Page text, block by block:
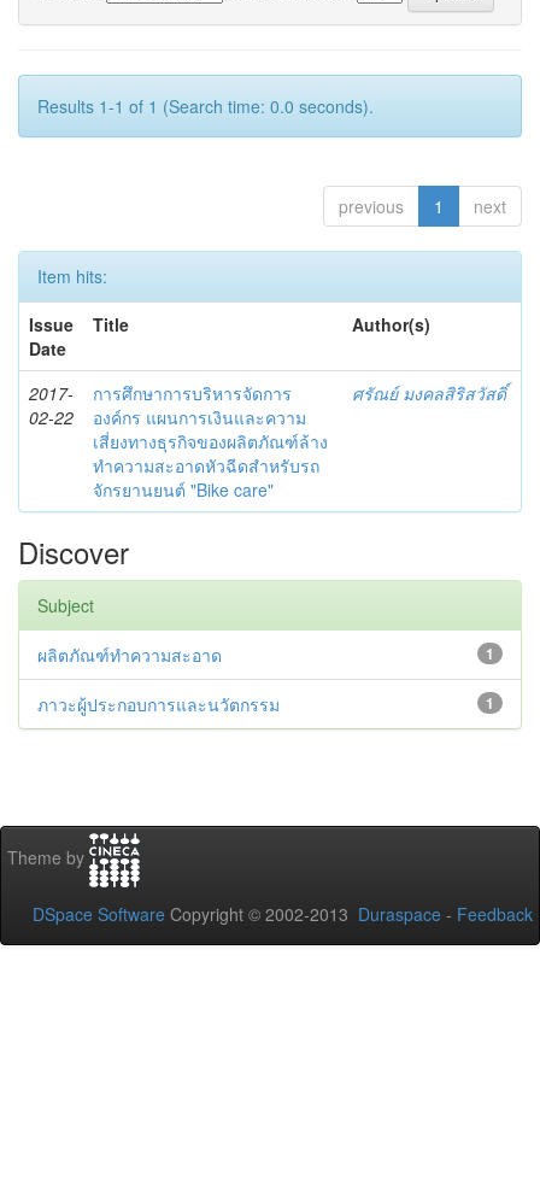
Results 1-1 of 1 (Search time: 0.0 seconds).
previous 1 next
Item hits:
Issue
Date
Title Author(s)
2017-
02-22
การศึกษาการบริหารจัดการ
องค์กร แผนการเงินและความ
เสี่ยงทางธุรกิจของผลิตภัณฑ์ล้าง
ทำความสะอาดหัวฉีดสำหรับรถ
จักรยานยนต์ "Bike care"
ศรัณย์ มงคลสิริสวัสดิ์
Discover
Subject
1
ผลิตภัณฑ์ทำความสะอาด
1
ภาวะผู้ประกอบการและนวัตกรรม
Theme by
DSpace Software Copyright © 2002-2013 Duraspace - Feedback